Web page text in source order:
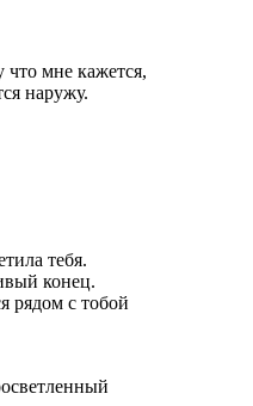
что мне кажется,
наружу.
тебя.
конец.
рядом с тобой